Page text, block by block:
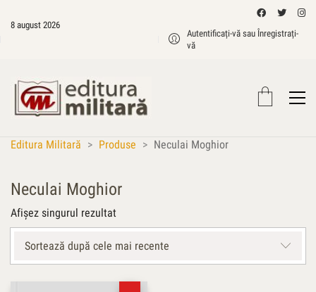
8 august 2026
Autentificați-vă sau Înregistrați-
vă
Editura Militară > Produse > Neculai Moghior
Neculai Moghior
Afișez singurul rezultat
Sortează după cele mai recente